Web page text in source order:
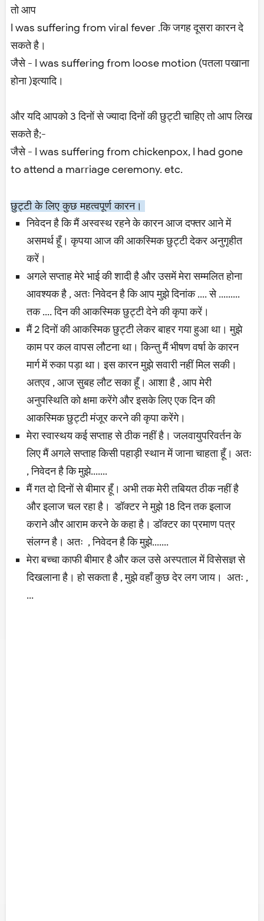
तो आप
I was suffering from viral fever .कि जगह दूसरा कारन दे
सकते है।
जैसे - I was suffering from loose motion (पतला पखाना
होना )इत्यादि।
और यदि आपको 3 दिनों से ज्यादा दिनों की छुट्टी चाहिए तो आप लिख
सकते है;-
जैसे - I was suffering from chickenpox, I had gone
to attend a marriage ceremony. etc.
छुट्टी के लिए कुछ महत्वपूर्ण कारन।
निवेदन है कि मैं अस्वस्थ रहने के कारन आज दफ्तर आने में
असमर्थ हूँ। कृपया आज की आकस्मिक छुट्टी देकर अनुगृहीत
करें।
अगले सप्ताह मेरे भाई की शादी है और उसमें मेरा सम्मलित होना
आवश्यक है , अतः निवेदन है कि आप मुझे दिनांक .... से .........
तक .... दिन की आकस्मिक छुट्टी देने की कृपा करें।
मैं 2 दिनों की आकस्मिक छुट्टी लेकर बाहर गया हुआ था। मुझे
काम पर कल वापस लौटना था। किन्तु मैं भीषण वर्षा के कारन
मार्ग में रुका पड़ा था। इस कारन मुझे सवारी नहीं मिल सकी।
अतएव , आज सुबह लौट सका हूँ। आशा है , आप मेरी
अनुपस्थिति को क्षमा करेंगे और इसके लिए एक दिन की
आकस्मिक छुट्टी मंजूर करने की कृपा करेंगे।
मेरा स्वास्थय कई सप्ताह से ठीक नहीं है। जलवायुपरिवर्तन के
लिए मैं अगले सप्ताह किसी पहाड़ी स्थान में जाना चाहता हूँ। अतः
, निवेदन है कि मुझे.......
मैं गत दो दिनों से बीमार हूँ। अभी तक मेरी तबियत ठीक नहीं है
और इलाज चल रहा है। डॉक्टर ने मुझे 18 दिन तक इलाज
कराने और आराम करने के कहा है। डॉक्टर का प्रमाण पत्र
संलग्न है। अतः , निवेदन है कि मुझे.......
मेरा बच्चा काफी बीमार है और कल उसे अस्पताल में विसेसज्ञ से
दिखलाना है। हो सकता है , मुझे वहाँ कुछ देर लग जाय। अतः ,
...